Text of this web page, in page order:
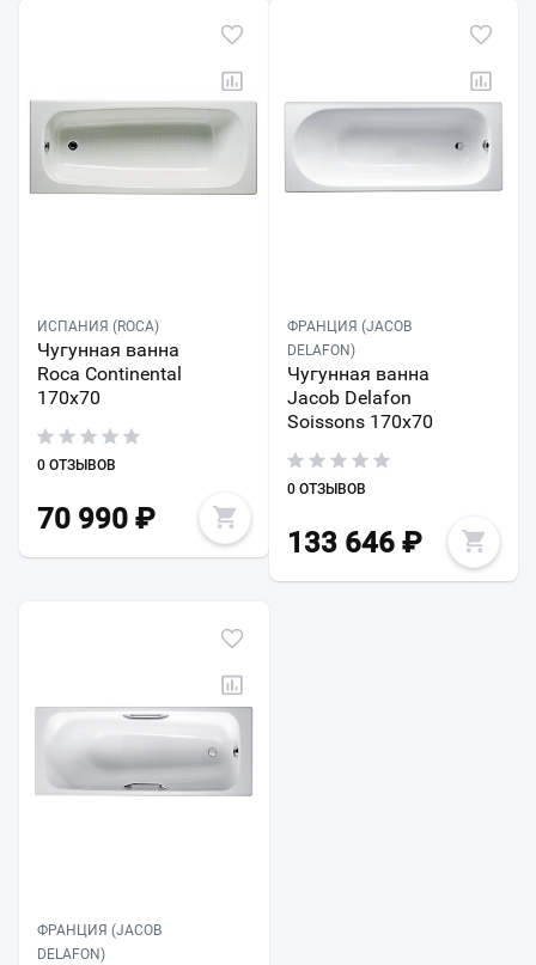
ИСПАНИЯ (ROCA)
Чугунная ванна
Roca Continental
170x70
0 ОТЗЫВОВ
70 990 ₽
ФРАНЦИЯ (JACOB
DELAFON)
Чугунная ванна
Jacob Delafon
Soissons 170х70
0 ОТЗЫВОВ
133 646₽
ФРАНЦИЯ (JACOB
DELAFON)